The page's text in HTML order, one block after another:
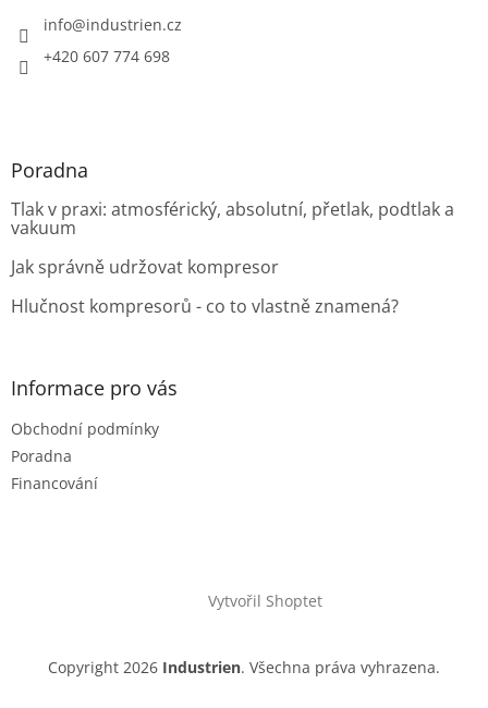
info@industrien.cz
+420 607 774 698
Poradna
Tlak v praxi: atmosférický, absolutní, přetlak, podtlak a
vakuum
Jak správně udržovat kompresor
Hlučnost kompresorů - co to vlastně znamená?
Informace pro vás
Obchodní podmínky
Poradna
Financování
Vytvořil Shoptet
Copyright 2026 Industrien. Všechna práva vyhrazena.